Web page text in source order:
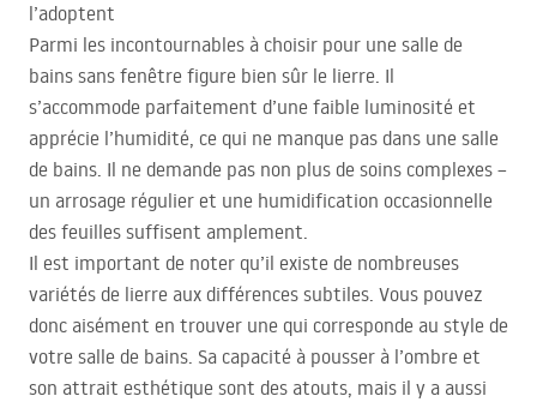
l’adoptent
Parmi les incontournables à choisir pour une salle de
bains sans fenêtre figure bien sûr le lierre. Il
s’accommode parfaitement d’une faible luminosité et
apprécie l’humidité, ce qui ne manque pas dans une salle
de bains. Il ne demande pas non plus de soins complexes –
un arrosage régulier et une humidification occasionnelle
des feuilles suffisent amplement.
Il est important de noter qu’il existe de nombreuses
variétés de lierre aux différences subtiles. Vous pouvez
donc aisément en trouver une qui corresponde au style de
votre salle de bains. Sa capacité à pousser à l’ombre et
son attrait esthétique sont des atouts, mais il y a aussi